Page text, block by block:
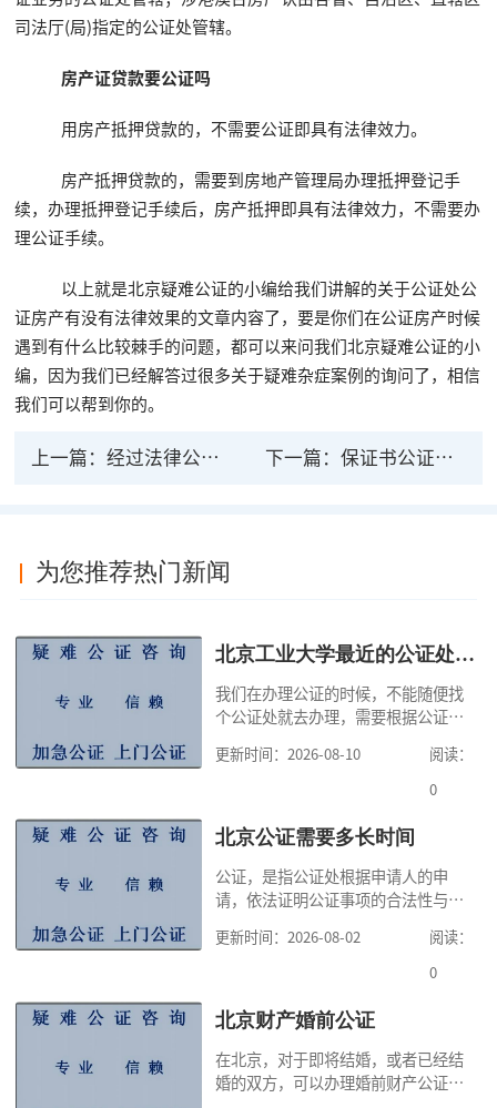
司法厅(局)指定的公证处管辖。
房产证贷款要公证吗
用房产抵押贷款的，不需要公证即具有法律效力。
房产抵押贷款的，需要到房地产管理局办理抵押登记手
续，办理抵押登记手续后，房产抵押即具有法律效力，不需要办
理公证手续。
以上就是北京疑难公证的小编给我们讲解的关于公证处公
证房产有没有法律效果的文章内容了，要是你们在公证房产时候
遇到有什么比较棘手的问题，都可以来问我们北京疑难公证的小
编，因为我们已经解答过很多关于疑难杂症案例的询问了，相信
我们可以帮到你的。
上一篇：经过法律公证的事能毁约吗 下一篇： 保证书公证后具有法律效力吗？
为您推荐热门新闻
北京工业大学最近的公证处电话
我们在办理公证的时候，不能随便找
个公证处就去办理，需要根据公证事
能向不动产所在地的公证处申请办
理，有的公证可以在申请人住所地、
证处申请办理，因此，公证咨询提示
知道自己办理何种公证，自己可以向
哪个公证书提出
更新时间：2026-08-10
阅读：
0
北京公证需要多长时间
公证，是指公证处根据申请人的申
请，依法证明公证事项的合法性与真
高公证事项的效力，固定证据，但是
很多人不知道在北京办理公证需要多
家，办理公证的时候除了需要按照公
道北京公证需要什么材料,北京公证需
要多少钱？北京公
更新时间：2026-08-02
阅读：
0
北京财产婚前公证
在北京，对于即将结婚，或者已经结
婚的双方，可以办理婚前财产公证，